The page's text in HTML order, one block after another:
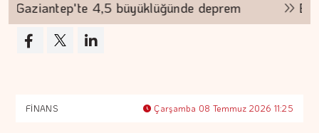
4,5 büyüklüğünde deprem
FİNANS Çarşamba 08 Temmuz 2026 11:25